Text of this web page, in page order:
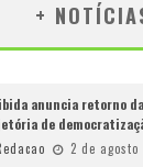
+
anuncia retorno
de
2 de agosto